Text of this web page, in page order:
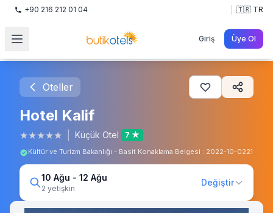
+90 216 212 01 04 🇹🇷 TR
Giriş Üye Ol
Oteller
Hotel Kalif
★★★★★ Küçük Otel 7 ★
Kültür ve Turizm Bakanlığı - Basit Konaklama Belgesi : 2022-10-0221
10 Ağu - 12 Ağu
2 yetişkin
Değiştir